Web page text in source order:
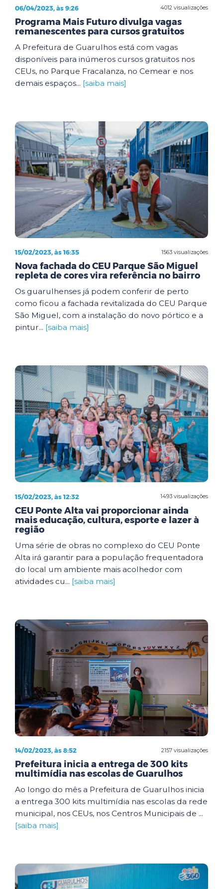
4012 visualizações
06/04/2023, às 9:26
Programa Mais Futuro divulga vagas
remanescentes para cursos gratuitos
A Prefeitura de Guarulhos está com vagas
disponíveis para inúmeros cursos gratuitos nos
CEUs, no Parque Fracalanza, no Cemear e nos
demais espaços... [saiba mais]
1563 visualizações
15/02/2023, às 16:35
Nova fachada do CEU Parque São Miguel
repleta de cores vira referência no bairro
Os guarulhenses já podem conferir de perto
como ficou a fachada revitalizada do CEU Parque
São Miguel, com a instalação do novo pórtico e a
pintur... [saiba mais]
1493 visualizações
15/02/2023, às 12:32
CEU Ponte Alta vai proporcionar ainda
mais educação, cultura, esporte e lazer à
região
Uma série de obras no complexo do CEU Ponte
Alta irá garantir para a população frequentadora
do local um ambiente mais acolhedor com
atividades cu... [saiba mais]
2157 visualizações
14/02/2023, às 8:52
Prefeitura inicia a entrega de 300 kits
multimídia nas escolas de Guarulhos
Ao longo do mês a Prefeitura de Guarulhos inicia
a entrega 300 kits multimídia nas escolas da rede
municipal, nos CEUs, nos Centros Municipais de ...
[saiba mais]